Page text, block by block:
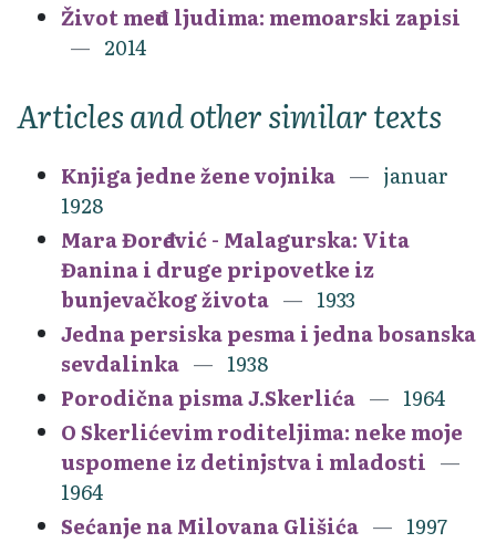
Život među ljudima: memoarski zapisi
2014
Articles and other similar texts
Knjiga jedne žene vojnika
januar
1928
Mara Đorđević - Malagurska: Vita
Đanina i druge pripovetke iz
bunjevačkog života
1933
Jedna persiska pesma i jedna bosanska
sevdalinka
1938
Porodična pisma J.Skerlića
1964
O Skerlićevim roditeljima: neke moje
uspomene iz detinjstva i mladosti
1964
Sećanje na Milovana Glišića
1997